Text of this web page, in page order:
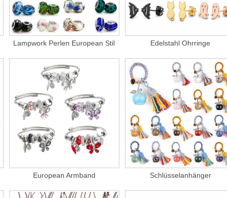
Lampwork Perlen European Stil Edelstahl Ohrringe
European Armband Schlüsselanhänger